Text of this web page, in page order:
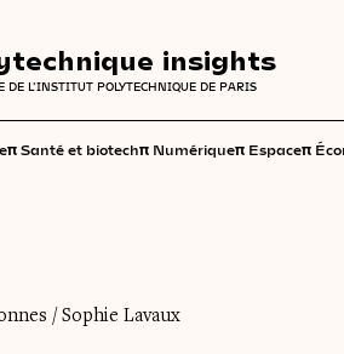
insights
DE L'INSTITUT POLYTECHNIQUE DE PARIS
π Santé et biotechπ Numériqueπ Espaceπ
Polytechnique insights
LA REVUE DE L'INSTITUT POLYTECHNIQUE DE PARIS
/ Sophie Lavaux